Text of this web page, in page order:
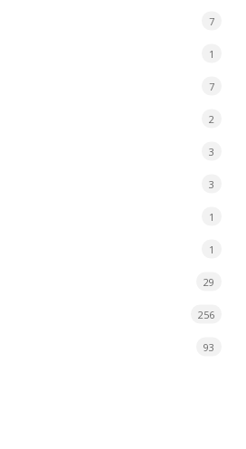
7
1
7
2
3
3
1
1
29
256
93